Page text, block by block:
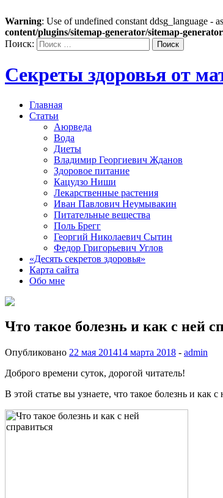
Warning: Use of undefined constant ddsg_language -
content/plugins/sitemap-generator/sitemap-
Поиск:
Секреты здоровья от
Главная
Статьи
Аюрведа
Вода
Диеты
Владимир Георгиевич Жданов
Здоровое питание
Кацудзо Ниши
Лекарственные растения
Иван Павлович Неумывакин
Питательные вещества
Поль Брегг
Георгий Николаевич Сытин
Федор Григорьевич Углов
«Десять секретов здоровья»
Карта сайта
Обо мне
Что такое болезнь и как с ней
Опубликовано 22 мая 201414 марта 2018 - admin
Доброго времени суток, дорогой читатель!
В этой статье вы узнаете, что такое болезнь и как с